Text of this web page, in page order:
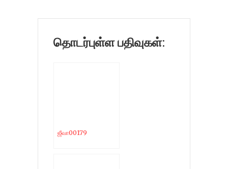
தொடர்புள்ள பதிவுகள்:
ஜீவா00179